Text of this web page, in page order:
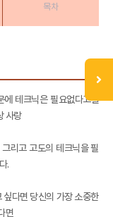
목차
에 테크닉은 필요없다고들
사랑
리고 고도의 테크닉을 필
.
다면 당신의 가장 소중한
면